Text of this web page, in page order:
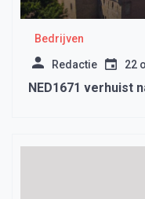
Bedrijven
Redactie 22
NED1671 verhuist